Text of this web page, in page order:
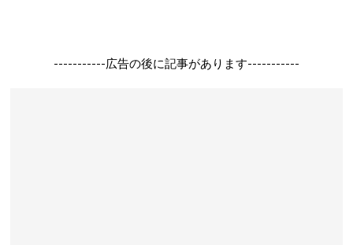
-----------広告の後に記事があります-----------